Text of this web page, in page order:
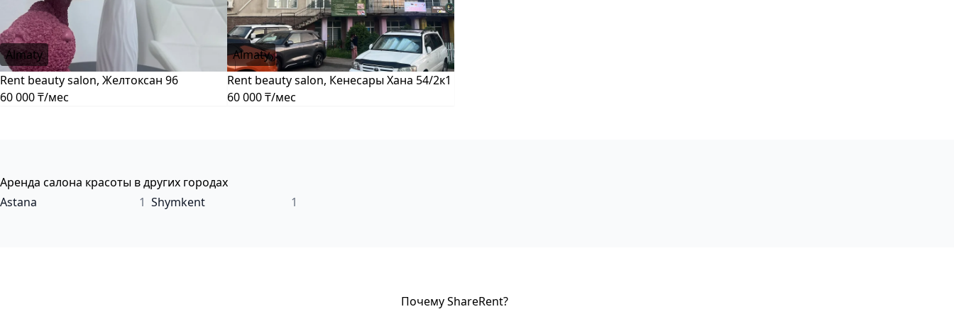
Almaty
Rent beauty salon, Желтоксан 96
60 000 ₸/мес
Almaty
Rent beauty salon, Кенесары Хана 54/2к1
60 000 ₸/мес
Аренда салона красоты в других городах
Astana
1 Shymkent 1
Почему ShareRent?